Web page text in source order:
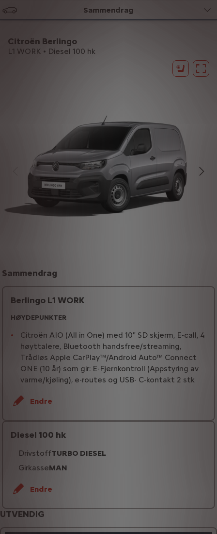
Sammendrag
Citroën Berlingo
L1 WORK • Diesel 100 hk
Sammendrag
Berlingo L1 WORK
HØYDEPUNKTER
Citroën AIO (All in One) med 10" SD skjerm, E-call, 4
høyttalere, Bluetooth handsfree/streaming,
Trådløs Apple CarPlay™/Android Auto™ Connect
ONE (10 år) som gir: E-Fjernkontroll (Appstyring av
varme/kjøling), e-routes og USB- C-kontakt 2 stk
Endre
Diesel 100 hk
DrivstoffTURBO DIESEL
GirkasseMAN
Endre
UTVENDIG